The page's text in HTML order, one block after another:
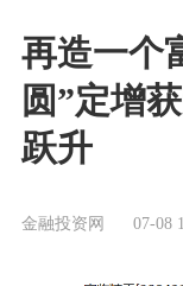
再造一个
圆”定增
跃升
金融投资网 07-08